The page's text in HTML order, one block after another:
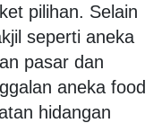
pilihan. Selain
seperti aneka
pasar dan
aneka food
hidangan